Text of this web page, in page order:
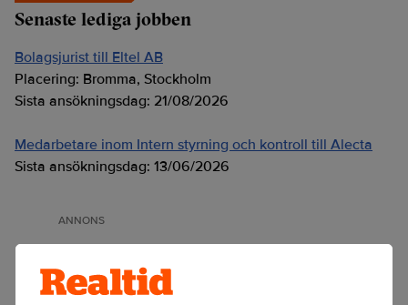
Senaste lediga jobben
Bolagsjurist till Eltel AB
Placering: Bromma, Stockholm
Sista ansökningsdag: 21/08/2026
Medarbetare inom Intern styrning och kontroll till Alecta
Sista ansökningsdag: 13/06/2026
ANNONS